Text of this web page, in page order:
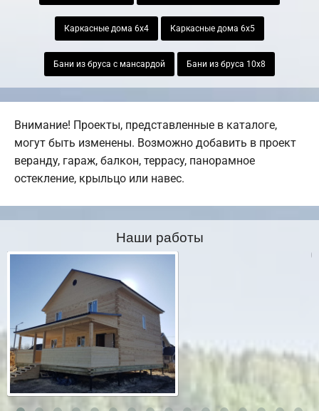
Каркасные дома 6х4 Каркасные дома 6х5
Бани из бруса с мансардой Бани из бруса 10х8
Внимание! Проекты, представленные в каталоге,
могут быть изменены. Возможно добавить в проект
веранду, гараж, балкон, террасу, панорамное
остекление, крыльцо или навес.
Наши работы